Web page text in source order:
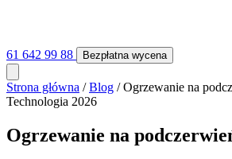
61 642 99 88 Bezpłatna wycena
Strona główna / Blog / Ogrzewanie na
Technologia 2026
Ogrzewanie na